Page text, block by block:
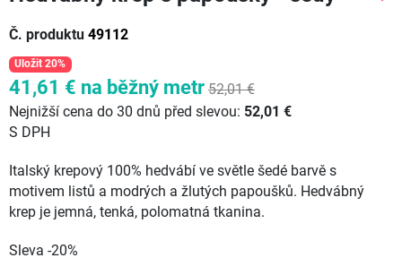
Č. produktu 49112
Uložit 20%
41,61 € na běžný metr 52,01 €
Nejnižší cena do 30 dnů před slevou: 52,01 €
S DPH
Italský krepový 100% hedvábí ve světle šedé barvě s
motivem listů a modrých a žlutých papoušků. Hedvábný
krep je jemná, tenká, polomatná tkanina.
Sleva -20%